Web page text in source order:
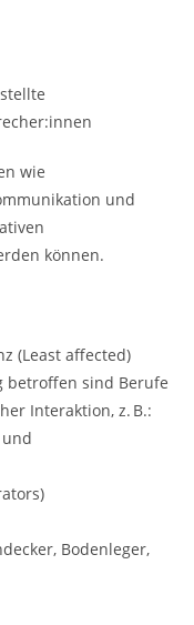
wie
und
können.
(Least affected)
betroffen sind Berufe
Interaktion, z. B.:
Bodenleger,